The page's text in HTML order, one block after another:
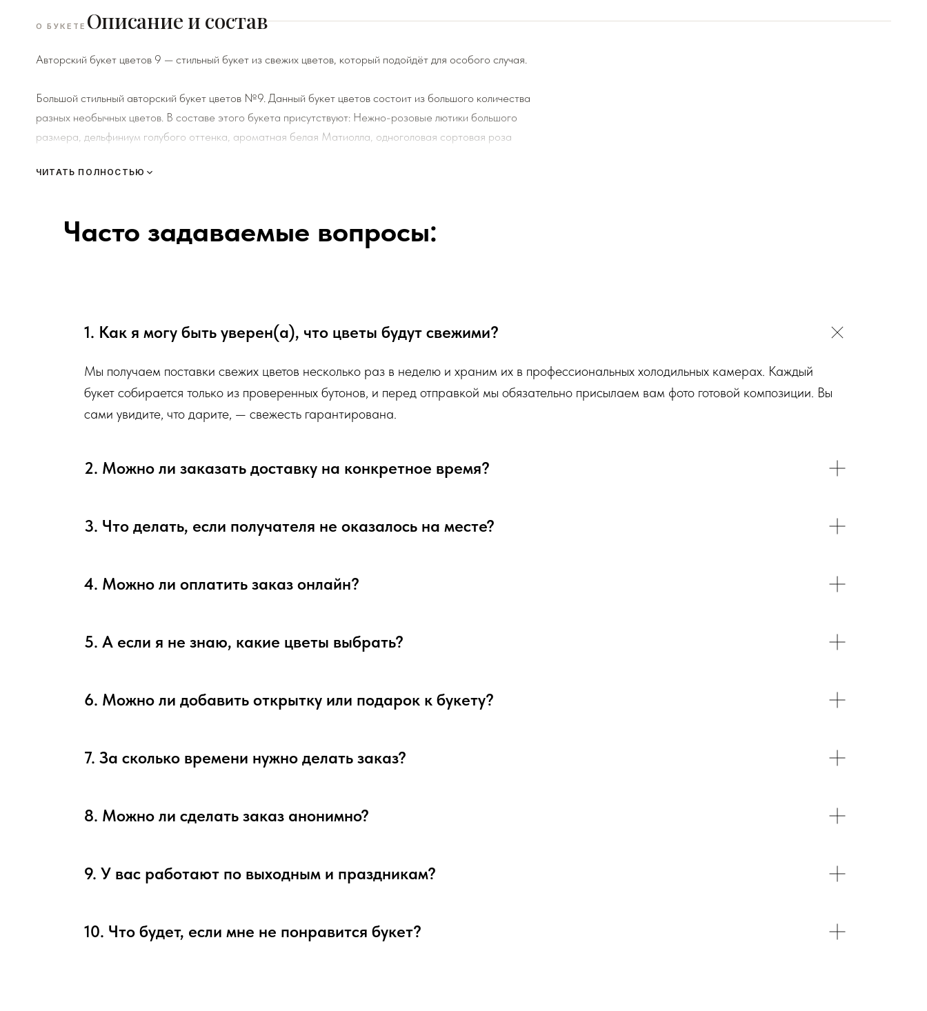
О БУКЕТЕ Описание и состав
Авторский букет цветов 9 — стильный букет из свежих цветов, который подойдёт для особого случая.
Большой стильный авторский букет цветов №9. Данный букет цветов состоит из большого количества
разных необычных цветов. В составе этого букета присутствуют: Нежно-розовые лютики большого
размера, дельфиниум голубого оттенка, ароматная белая Матиолла, одноголовая сортовая роза
дополняющих другие цветы и создающих завершенность композиции.
К каждому букету мы прикладываем правила по уходу за цветами и подкормку для срезанных цветов!
которые есть в наличии на момент нужной даты доставки. Заказывая определенный букет - Вы
формату), после заказа с Вами сразу свяжется наш администратор для уточнения деталей заказа.
Перед тем как отправить букет на доставку мы обязательно пришлем Вам на согласование
ЧИТАТЬ ПОЛНОСТЬЮ
Часто задаваемые вопросы:
1. Как я могу быть уверен(а), что цветы будут свежими?
Мы получаем поставки свежих цветов несколько раз в неделю и храним их в профессиональных холодильных камерах. Каждый
букет собирается только из проверенных бутонов, и перед отправкой мы обязательно присылаем вам фото готовой композиции. Вы
сами увидите, что дарите, — свежесть гарантирована.
2. Можно ли заказать доставку на конкретное время?
3. Что делать, если получателя не оказалось на месте?
4. Можно ли оплатить заказ онлайн?
5. А если я не знаю, какие цветы выбрать?
6. Можно ли добавить открытку или подарок к букету?
7. За сколько времени нужно делать заказ?
8. Можно ли сделать заказ анонимно?
9. У вас работают по выходным и праздникам?
10. Что будет, если мне не понравится букет?